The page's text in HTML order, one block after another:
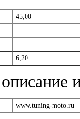
45,00
6,20
и
www.tuning-moto.ru